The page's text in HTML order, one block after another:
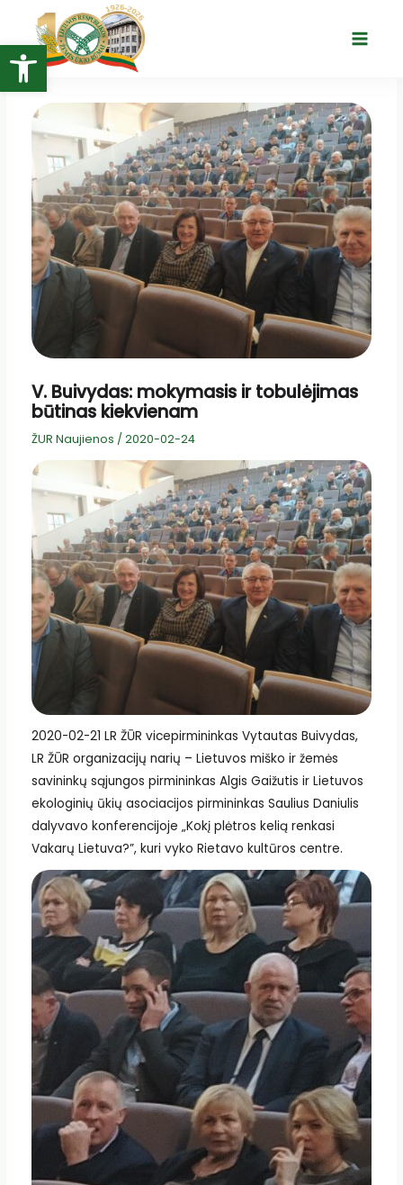
Open toolbar
turinio
Main
V. Buivydas: mokymasis ir tobulėjimas
būtinas kiekvienam
ŽUR Naujienos / 2020-02-24
2020-02-21 LR ŽŪR vicepirmininkas Vytautas Buivydas,
LR ŽŪR organizacijų narių – Lietuvos miško ir žemės
savininkų sąjungos pirmininkas Algis Gaižutis ir Lietuvos
ekologinių ūkių asociacijos pirmininkas Saulius Daniulis
dalyvavo konferencijoje „Kokį plėtros kelią renkasi
Vakarų Lietuva?”, kuri vyko Rietavo kultūros centre.